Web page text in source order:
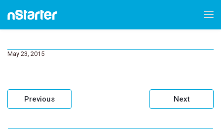
May 23, 2015
Post
Previous Next